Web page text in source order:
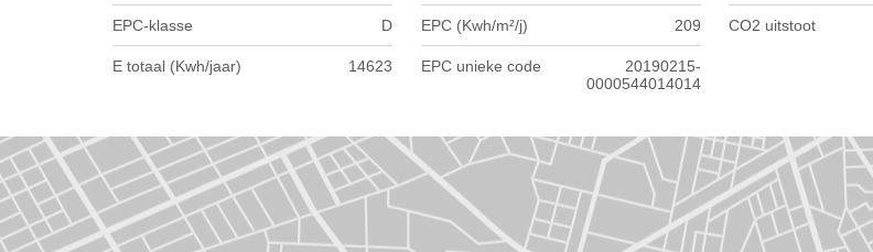
EPC-klasse D EPC (Kwh/m²/j) 209 CO2 uitstoot
E totaal (Kwh/jaar) 14623 EPC unieke code
20190215-
0000544014014